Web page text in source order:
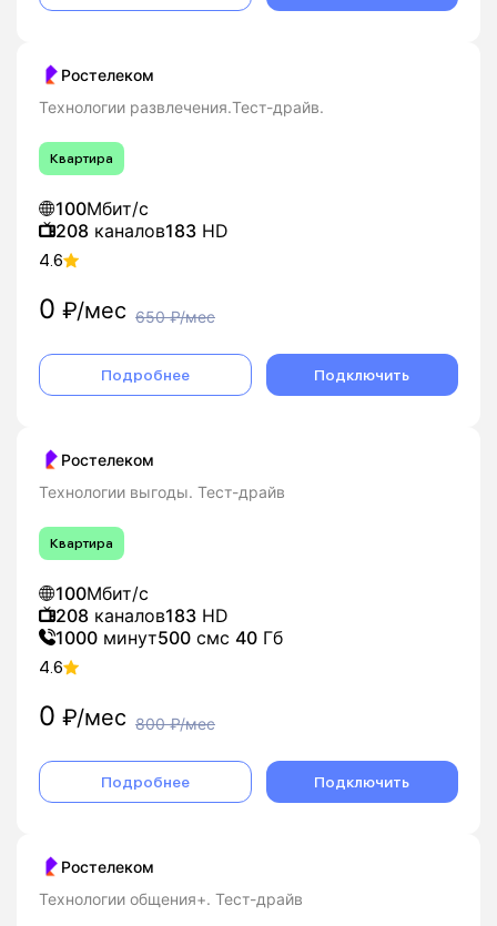
Ростелеком
Технологии развлечения.Тест-драйв.
Квартира
100Мбит/с
208 каналов183 HD
4.6
0 ₽/мес 650₽/мес
Подробнее Подключить
Ростелеком
Технологии выгоды. Тест-драйв
Квартира
100Мбит/с
208 каналов183 HD
1000 минут500 смс 40 Гб
4.6
0 ₽/мес 800₽/мес
Подробнее Подключить
Ростелеком
Технологии общения+. Тест-драйв